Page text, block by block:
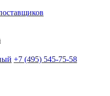
+7 (495) 545-75-58